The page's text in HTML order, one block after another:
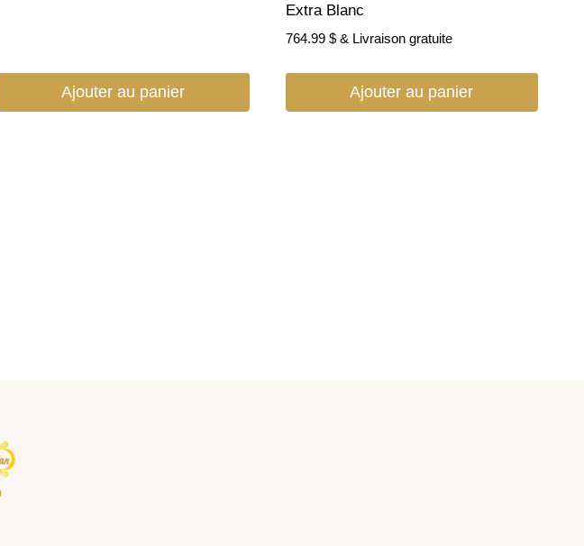
Ajouter au panier
Extra Blanc
764.99 $ & Livraison gratuite
Ajouter au panier